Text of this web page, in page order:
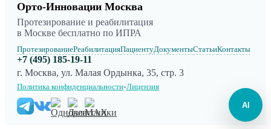
Орто-Инновации Москва
Протезирование и реабилитация
в Москве бесплатно по ИПРА
ПротезированиеРеабилитацияПациентуДокументыСтатьиКонтакты
+7 (495) 185-19-11
г. Москва, ул. Малая Ордынка, 35, стр. 3
Политика конфиденциальности•Лицензия
AI